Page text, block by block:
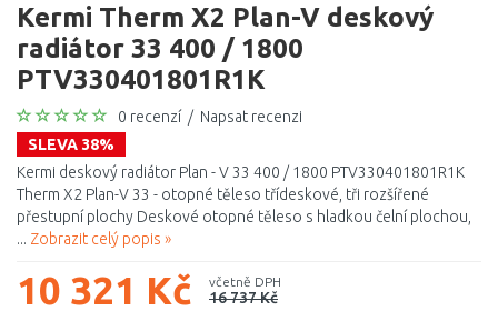
Kermi Therm X2 Plan-V deskový
radiátor 33 400 / 1800
PTV330401801R1K
0 recenzí / Napsat recenzi
SLEVA 38%
Kermi deskový radiátor Plan - V 33 400 / 1800 PTV330401801R1K
Therm X2 Plan-V 33 - otopné těleso třídeskové, tři rozšířené
přestupní plochy Deskové otopné těleso s hladkou čelní plochou,
... Zobrazit celý popis »
10 321 Kč včetně DPH
16 737 Kč